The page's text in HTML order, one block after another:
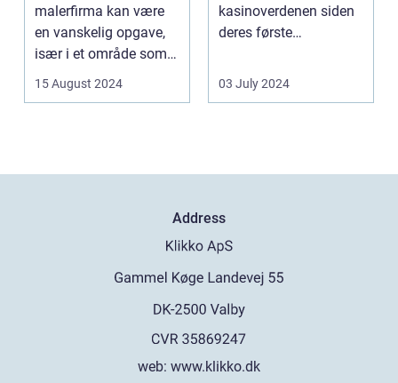
malerfirma kan være
en vanskelig opgave,
især i et område som
Frederiksberg, hv...
15 August 2024
kasinoverdenen siden
deres første
spillea...
03 July 2024
Address
web: www.klikko.dk